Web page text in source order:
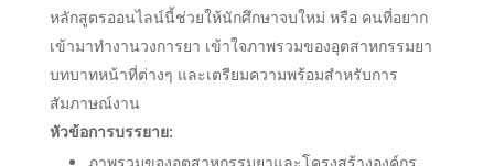
หลักสูตรออนไลน์นี้ช่วยให้นักศึกษาจบใหม่ หรือ คนที่อยาก
เข้ามาทำงานวงการยา เข้าใจภาพรวมของอุตสาหกรรมยา
บทบาทหน้าที่ต่างๆ และเตรียมความพร้อมสำหรับการ
สัมภาษณ์งาน
หัวข้อการบรรยาย:
ภาพรวมของอุตสาหกรรมยาและโครงสร้างองค์กร